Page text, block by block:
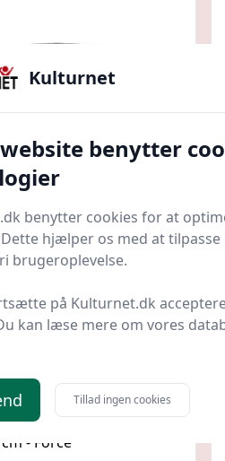
i sort læder
19 cm -
for gravering
Copenhagen Bedste pris
Til butik
Kulturnet
benytter
benytter cookies for at
hjælper os med at
brugeroplevelse.
på Kulturnet.dk
kan læse mere om vores
Tillad ingen cookies